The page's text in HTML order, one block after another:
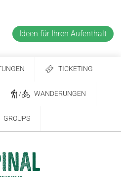
Ideen für Ihren Aufenthalt
TICKETING
/ WANDERUNGEN
GROUPS